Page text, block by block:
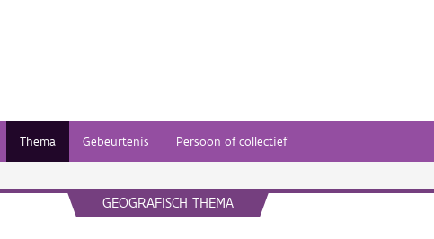
Thema Gebeurtenis Persoon of collectief
GEOGRAFISCH THEMA